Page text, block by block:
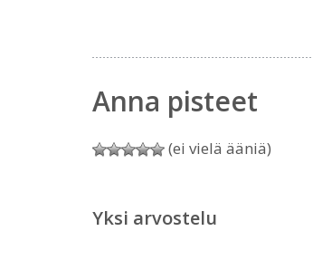
Anna pisteet
(ei vielä ääniä)
Yksi arvostelu